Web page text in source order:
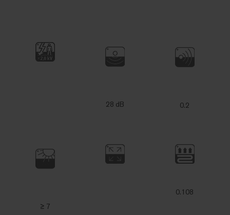
28 dB 0.2
≥ 7
0.108